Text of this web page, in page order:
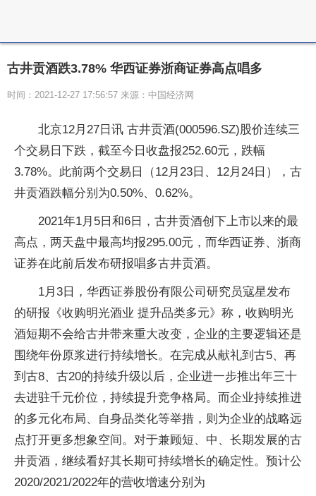
古井贡酒跌3.78% 华西证券浙商证券高点唱多
时间：2021-12-27 17:56:57 来源：中国经济网
北京12月27日讯 古井贡酒(000596.SZ)股价连续三
个交易日下跌，截至今日收盘报252.60元，跌幅
3.78%。此前两个交易日（12月23日、12月24日），古
井贡酒跌幅分别为0.50%、0.62%。
2021年1月5日和6日，古井贡酒创下上市以来的最
高点，两天盘中最高均报295.00元，而华西证券、浙商
证券在此前后发布研报唱多古井贡酒。
1月3日，华西证券股份有限公司研究员寇星发布
的研报《收购明光酒业 提升品类多元》称，收购明光
酒短期不会给古井带来重大改变，企业的主要逻辑还是
围绕年份原浆进行持续增长。在完成从献礼到古5、再
到古8、古20的持续升级以后，企业进一步推出年三十
去进驻千元价位，持续提升竞争格局。而企业持续推进
的多元化布局、自身品类化等举措，则为企业的战略远
点打开更多想象空间。对于兼顾短、中、长期发展的古
井贡酒，继续看好其长期可持续增长的确定性。预计公
2020/2021/2022年的营收增速分别为